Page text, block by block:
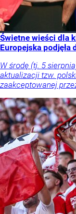
Świetne wieści dla
Europejska podjęła
W środę (tj. 5
aktualizacji tzw.
zaakceptowanej